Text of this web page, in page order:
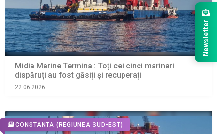
Midia Marine Terminal: Toți cei cinci marinari
dispăruți au fost găsiți și recuperați
22.06.2026
CONSTANTA (REGIUNEA SUD-EST)
Newsletter